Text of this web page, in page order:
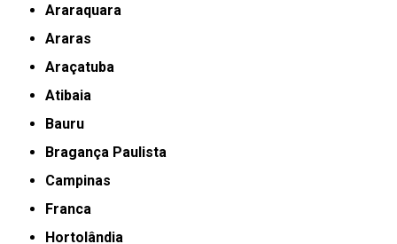
Araraquara
Araras
Araçatuba
Atibaia
Bauru
Bragança Paulista
Campinas
Franca
Hortolândia